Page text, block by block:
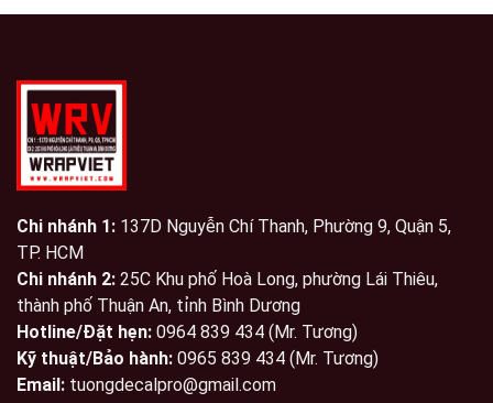
Chi nhánh 1: 137D Nguyễn Chí Thanh, Phường 9, Quận 5,
TP. HCM
Chi nhánh 2: 25C Khu phố Hoà Long, phường Lái Thiêu,
thành phố Thuận An, tỉnh Bình Dương
Hotline/Đặt hẹn: 0964 839 434 (Mr. Tương)
Kỹ thuật/Bảo hành: 0965 839 434 (Mr. Tương)
Email: tuongdecalpro@gmail.com